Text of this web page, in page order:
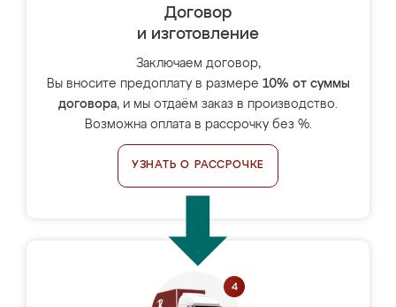
Договор
и изготовление
Заключаем договор,
Вы вносите предоплату в размере 10% от суммы
договора, и мы отдаём заказ в производство.
Возможна оплата в рассрочку без %.
УЗНАТЬ О РАССРОЧКЕ